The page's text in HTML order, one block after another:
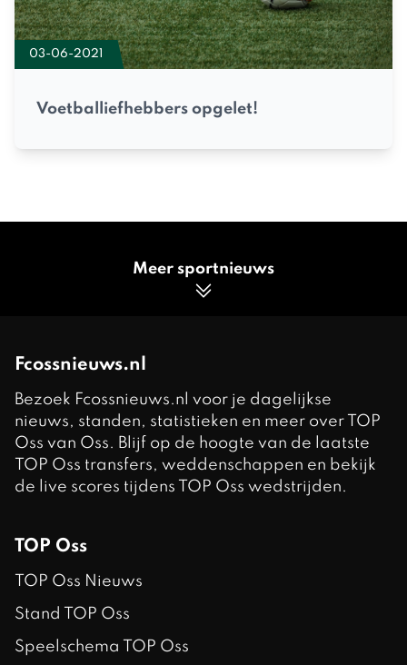
03-06-2021
Voetballiefhebbers opgelet!
Meer sportnieuws
Fcossnieuws.nl
Bezoek Fcossnieuws.nl voor je dagelijkse
nieuws, standen, statistieken en meer over TOP
Oss van Oss. Blijf op de hoogte van de laatste
TOP Oss transfers, weddenschappen en bekijk
de live scores tijdens TOP Oss wedstrijden.
TOP Oss
TOP Oss Nieuws
Stand TOP Oss
Speelschema TOP Oss